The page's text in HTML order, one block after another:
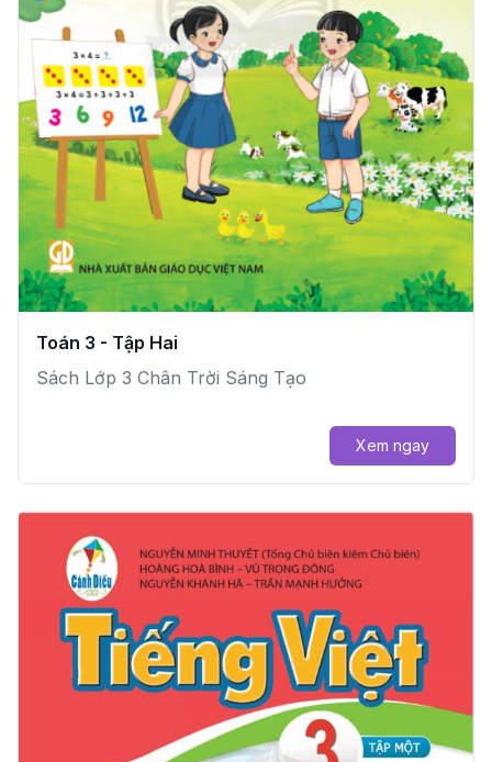
Toán 3 - Tập Hai
Sách Lớp 3 Chân Trời Sáng Tạo
Xem ngay